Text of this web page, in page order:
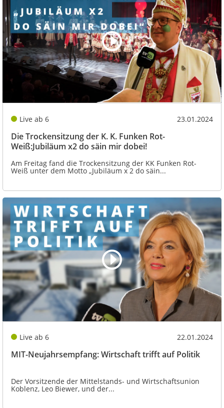
Live ab 6 23.01.2024
Die Trockensitzung der K. K. Funken Rot-
Weiß:Jubiläum x2 do säin mir dobei!
Am Freitag fand die Trockensitzung der KK Funken Rot-
Weiß unter dem Motto „Jubiläum x 2 do säin...
Live ab 6 22.01.2024
MIT-Neujahrsempfang: Wirtschaft trifft auf Politik
Der Vorsitzende der Mittelstands- und Wirtschaftsunion
Koblenz, Leo Biewer, und der...